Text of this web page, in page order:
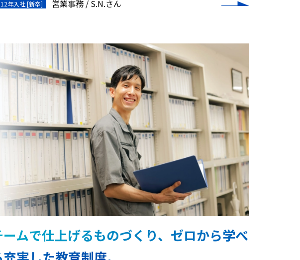
年入社 [新卒] 営業事務 S.N.さん
ームで仕上げるものづくり、ゼロから学べ